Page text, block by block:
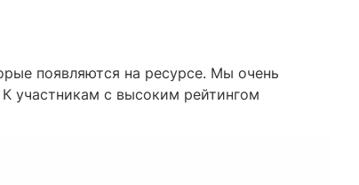
появляются на ресурсе. Мы очень
участникам с высоким рейтингом